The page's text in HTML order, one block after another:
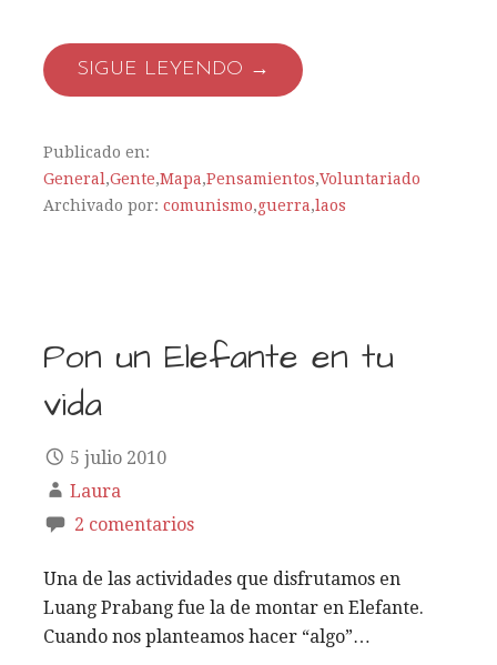
SIGUE LEYENDO →
Publicado en:
General,Gente,Mapa,Pensamientos,Voluntariado
Archivado por: comunismo,guerra,laos
Pon un Elefante en tu
vida
5 julio 2010
Laura
2 comentarios
Una de las actividades que disfrutamos en
Luang Prabang fue la de montar en Elefante.
Cuando nos planteamos hacer “algo”…